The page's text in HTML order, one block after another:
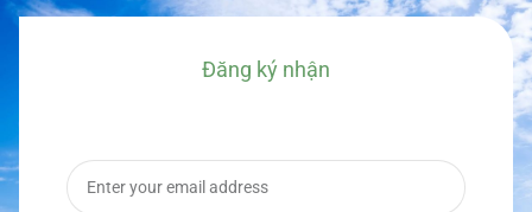
Đăng ký nhận